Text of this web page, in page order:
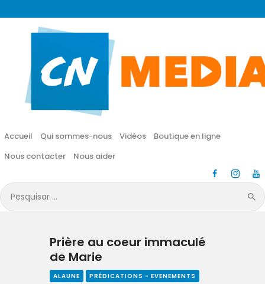
Accueil Qui sommes-nous Vidéos
Boutique en ligne
Nous contacter
Nous aider
Pesquisar
por:
CN MÉDIA
Une vie nouvelle en JESUS !
Accueil
Vidéos
Boutique en ligne
Nous aider
Prière au coeur immaculé
de Marie
ALAUNE
PRÉDICATIONS - EVENEMENTS